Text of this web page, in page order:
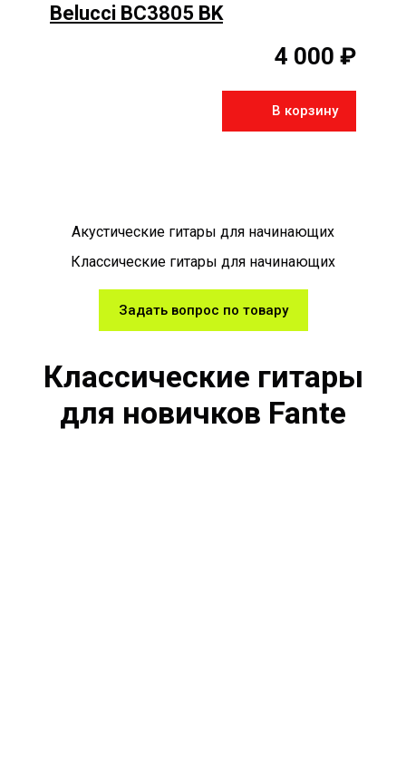
Belucci BC3805 BK
4 000 ₽
В корзину
Акустические гитары для начинающих
Классические гитары для начинающих
Задать вопрос по товару
Классические гитары
для новичков Fante